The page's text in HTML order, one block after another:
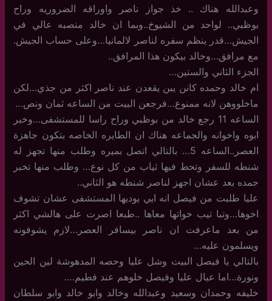
وعبدالله هناك .. خذ جواز ناصر واوراقه الضروريه وراح
بوظبي.. لواحد من الشيوخ..وبما ان خالد منصبه عالي في
الجيش…قدر ينظم سفره لناصر لالمانيا…وعلى حساب الجيش.
مع مرافق…وخالد بيكون هذا المرافق..
الجزء الثاني والستين…
ام خالد وحمده كانن يبن يقعدن عند ناصر اكثر من جذي…لكن
ماخلووهن لانه ممنوع…فرجعن البيت من الساعه ثمان ونص…
الساعه 11 رجع خالد من بوظبي وراح راسا للمستشفى…وخبر
ابوه واخوانه والجماعه هناك ان الطايره الخاصه بتكون جاهزة
العصر..الساعه 5… بالتالي اتصل بميره وطلب منها تجهز له
شنطه للسفر وتحط فيها ثياب من كل نوع… وطلب منها تخبر
حمده بعد عشان اجهز لناصر شنطه هو الثاني..
عليا طلبت من فيصل انه ايي يوديها المستشفى عشان تشوف
اخوها…وتبا تيب خواتها معاها ..طبعا اصرت على هالشي اكثر
من بعد ماعرفت ان ناصر بيسافر العصر…لازم يشوفونه
ويسلمون عليه…
بالتالي يا فيصل البيت وشل عليا وحصه المدهوشة لين الحين
ونورة…اما عيال عليا وفيصل خلوهم عند فطيم….
خليفه وحمدان وسعيد وعبدالله وخالد وابو خالد وابو سلطان